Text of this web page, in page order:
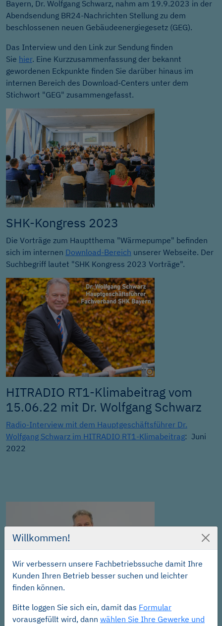
Bayern, Dr. Wolfgang Schwarz, nahm am 19.9.2023 in der
Abendsendung BR24-Nachrichten Stellung zu dem
beschlossenen neuen Gebäudeenergiegesetz (GEG).
Das Interview und den Link zur Sendung finden
Sie hier. Eine Kurzzusammenfassung der bekannt
gewordenen Eckpunkte finden Sie darüber hinaus im
internen Bereich des Download-Centers unter dem
Stichwort "GEG" zusammengefasst.
SHK-Kongress 2023
Die Vorträge zum Hauptthema "Wärmepumpe" befinden
sich im internen Download-Bereich unserer Webseite. Der
Suchbegriff lautet "SHK Kongress 2023 Vorträge".
HITRADIO RT1-Klimabeitrag vom
15.06.22 mit Dr. Wolfgang Schwarz
Radio-Interview mit dem Hauptgeschäftsführer Dr.
Wolfgang Schwarz im HITRADIO RT1-Klimabeitrag: Juni
2022
Interview im SHK TV -
Willkommen!
Wir verbessern unsere Fachbetriebssuche damit Ihre
Kunden Ihren Betrieb besser suchen und leichter
finden können.
Bitte loggen Sie sich ein, damit das Formular
vorausgefüllt wird, dann wählen Sie Ihre Gewerke und